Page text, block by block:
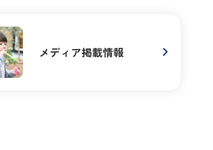
メディア掲載情報